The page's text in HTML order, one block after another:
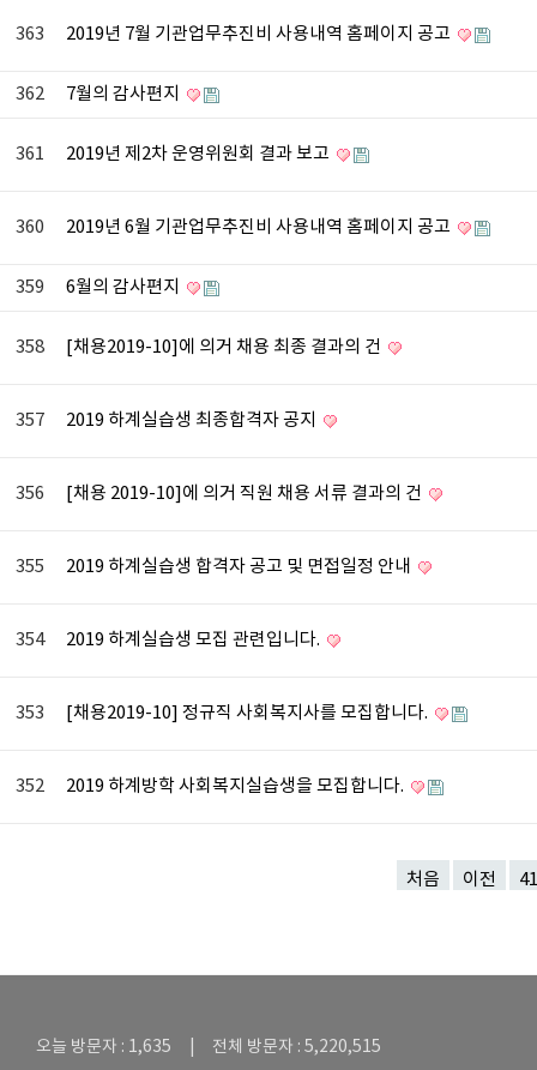
363 2019년 7월 기관업무추진비 사용내역 홈페이지 공고
362 7월의 감사편지
361 2019년 제2차 운영위원회 결과 보고
360 2019년 6월 기관업무추진비 사용내역 홈페이지 공고
359 6월의 감사편지
358 [채용2019-10]에 의거 채용 최종 결과의 건
357 2019 하계실습생 최종합격자 공지
356 [채용 2019-10]에 의거 직원 채용 서류 결과의 건
355 2019 하계실습생 합격자 공고 및 면접일정 안내
354 2019 하계실습생 모집 관련입니다.
353 [채용2019-10] 정규직 사회복지사를 모집합니다.
352 2019 하계방학 사회복지실습생을 모집합니다.
처음 이전 41
오늘 방문자 : 1,635 | 전체 방문자 : 5,220,515